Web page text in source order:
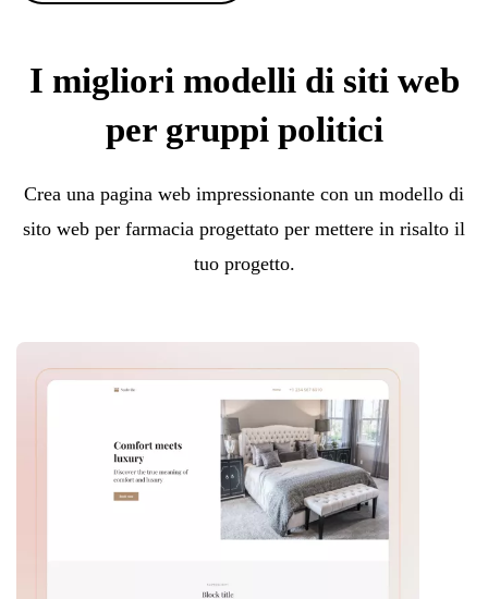
I migliori modelli di siti web
per gruppi politici
Crea una pagina web impressionante con un modello di
sito web per farmacia progettato per mettere in risalto il
tuo progetto.